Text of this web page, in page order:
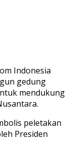
Indonesia
gedung
mendukung
peletakan
Presiden